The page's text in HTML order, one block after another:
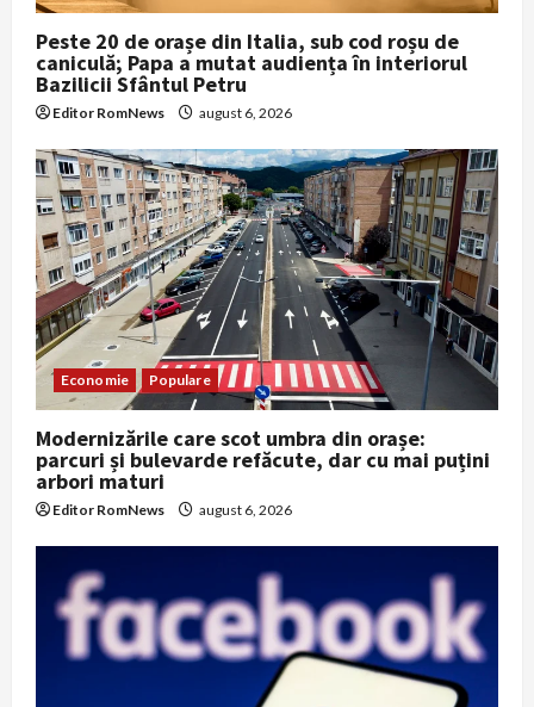
Peste 20 de orașe din Italia, sub cod roșu de
caniculă; Papa a mutat audiența în interiorul
Bazilicii Sfântul Petru
Editor RomNews august 6, 2026
Economie Populare
Modernizările care scot umbra din orașe:
parcuri și bulevarde refăcute, dar cu mai puțini
arbori maturi
Editor RomNews august 6, 2026